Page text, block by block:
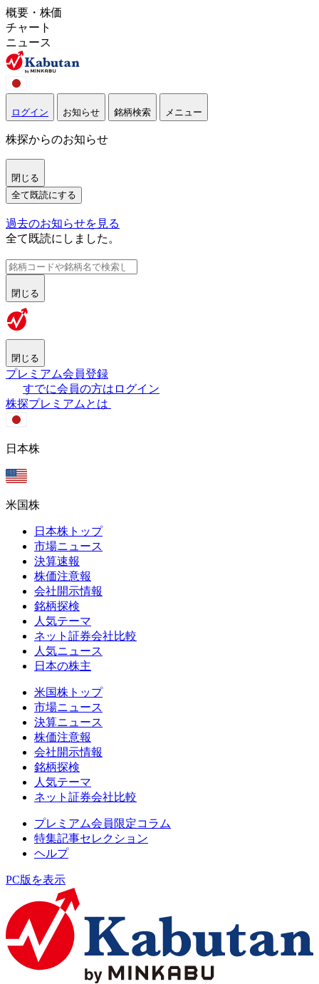
概要・株価
チャート
ニュース
ログイン お知らせ 銘柄検索 メニュー
株探からのお知らせ
閉じる
全て既読にする
過去のお知らせを見る
全て既読にしました。
閉じる
閉じる
プレミアム会員登録
すでに会員の方はログイン
株探プレミアムとは
日本株
米国株
日本株トップ
市場ニュース
決算速報
株価注意報
会社開示情報
銘柄探検
人気テーマ
ネット証券会社比較
人気ニュース
日本の株主
米国株トップ
市場ニュース
決算ニュース
株価注意報
会社開示情報
銘柄探検
人気テーマ
ネット証券会社比較
プレミアム会員限定コラム
特集記事セレクション
ヘルプ
PC版を表示